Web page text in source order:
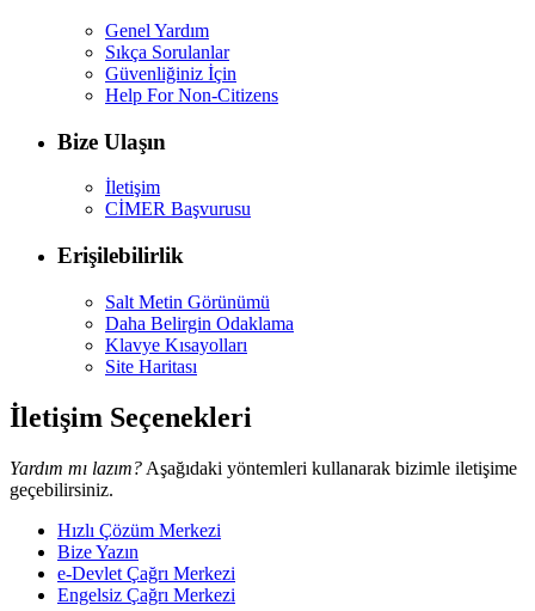
Genel Yardım
Sıkça Sorulanlar
Güvenliğiniz İçin
Help For Non-Citizens
Bize Ulaşın
İletişim
CİMER Başvurusu
Erişilebilirlik
Salt Metin Görünümü
Daha Belirgin Odaklama
Klavye Kısayolları
Site Haritası
İletişim Seçenekleri
Yardım mı lazım? Aşağıdaki yöntemleri kullanarak bizimle iletişime
geçebilirsiniz.
Hızlı Çözüm Merkezi
Bize Yazın
e-Devlet Çağrı Merkezi
Engelsiz Çağrı Merkezi